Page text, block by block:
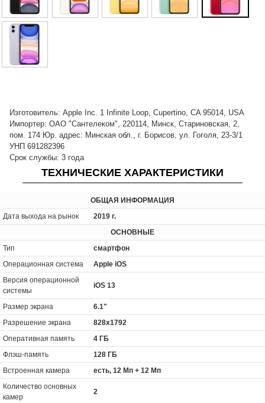
Изготовитель: Apple Inc. 1 Infinite Loop, Cupertino, CA 95014, USA
Импортер: ОАО "Сантелеком", 220114, Минск, Стариновская, 2,
пом. 174 Юр. адрес: Минская обл., г. Борисов, ул. Гоголя, 23-3/1
УНП 691282396
Срок службы: 3 года
ТЕХНИЧЕСКИЕ ХАРАКТЕРИСТИКИ
ОБЩАЯ ИНФОРМАЦИЯ
Дата выхода на рынок
2019 г.
ОСНОВНЫЕ
Тип
смартфон
Операционная система
Apple iOS
Версия операционной
системы
iOS 13
Размер экрана
6.1"
Разрешение экрана
828x1792
Оперативная память
4 ГБ
Флэш-память
128 ГБ
Встроенная камера
есть, 12 Мп + 12 Мп
Количество основных
камер
2